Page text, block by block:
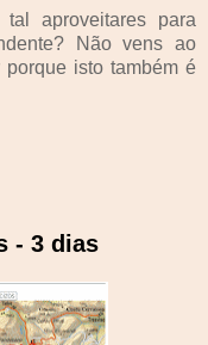
aproveitares para
Não vens ao
isto também é
- 3 dias